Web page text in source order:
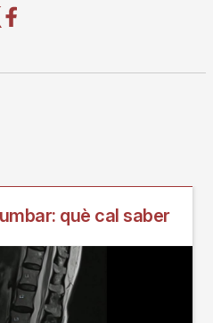
què cal saber